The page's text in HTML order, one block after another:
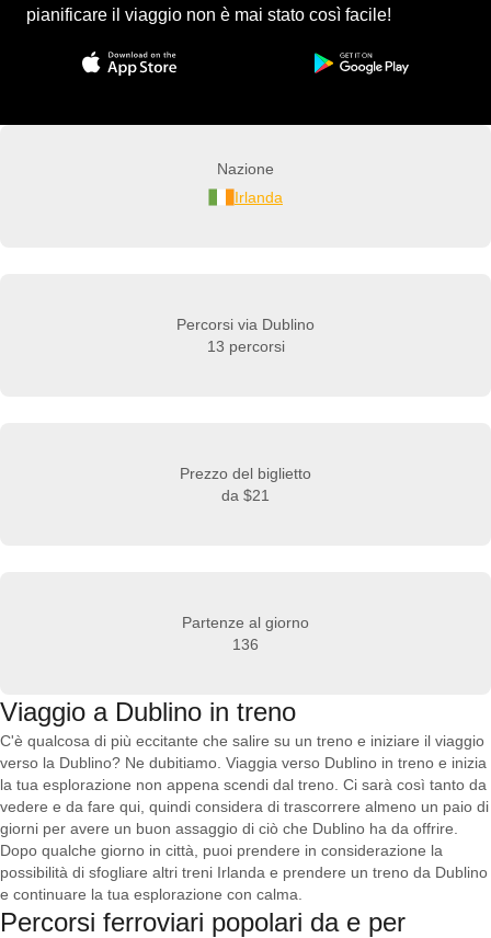
pianificare il viaggio non è mai stato così facile!
Nazione
Irlanda
Percorsi via Dublino
13 percorsi
Prezzo del biglietto
da $21
Partenze al giorno
136
Viaggio a Dublino in treno
C'è qualcosa di più eccitante che salire su un treno e iniziare il viaggio
verso la Dublino? Ne dubitiamo. Viaggia verso Dublino in treno e inizia
la tua esplorazione non appena scendi dal treno. Ci sarà così tanto da
vedere e da fare qui, quindi considera di trascorrere almeno un paio di
giorni per avere un buon assaggio di ciò che Dublino ha da offrire.
Dopo qualche giorno in città, puoi prendere in considerazione la
possibilità di sfogliare altri treni Irlanda e prendere un treno da Dublino
e continuare la tua esplorazione con calma.
Percorsi ferroviari popolari da e per